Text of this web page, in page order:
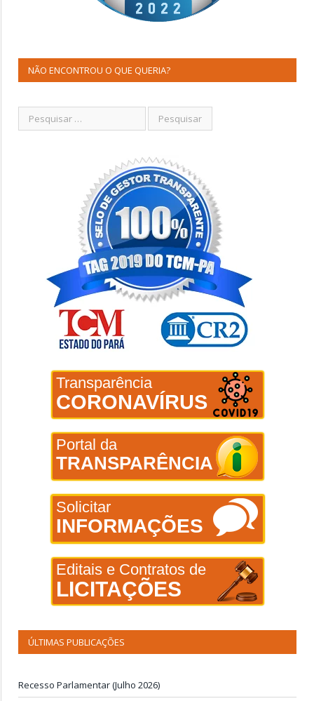
NÃO ENCONTROU O QUE QUERIA?
Transparência
CORONAVÍRUS
Portal da
TRANSPARÊNCIA
Solicitar
INFORMAÇÕES
Editais e Contratos de
LICITAÇÕES
ÚLTIMAS PUBLICAÇÕES
Recesso Parlamentar (Julho 2026)